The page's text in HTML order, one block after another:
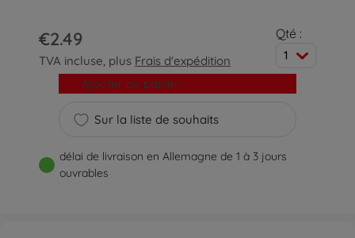
€2.49
TVA incluse, plus Frais d'expédition
Qté :
1
Sur la liste de souhaits
Ajouter au panier
délai de livraison en Allemagne de 1 à 3 jours
ouvrables